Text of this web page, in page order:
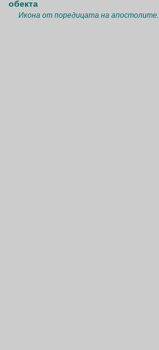
обекта
Икона от поредицата на апостолите.